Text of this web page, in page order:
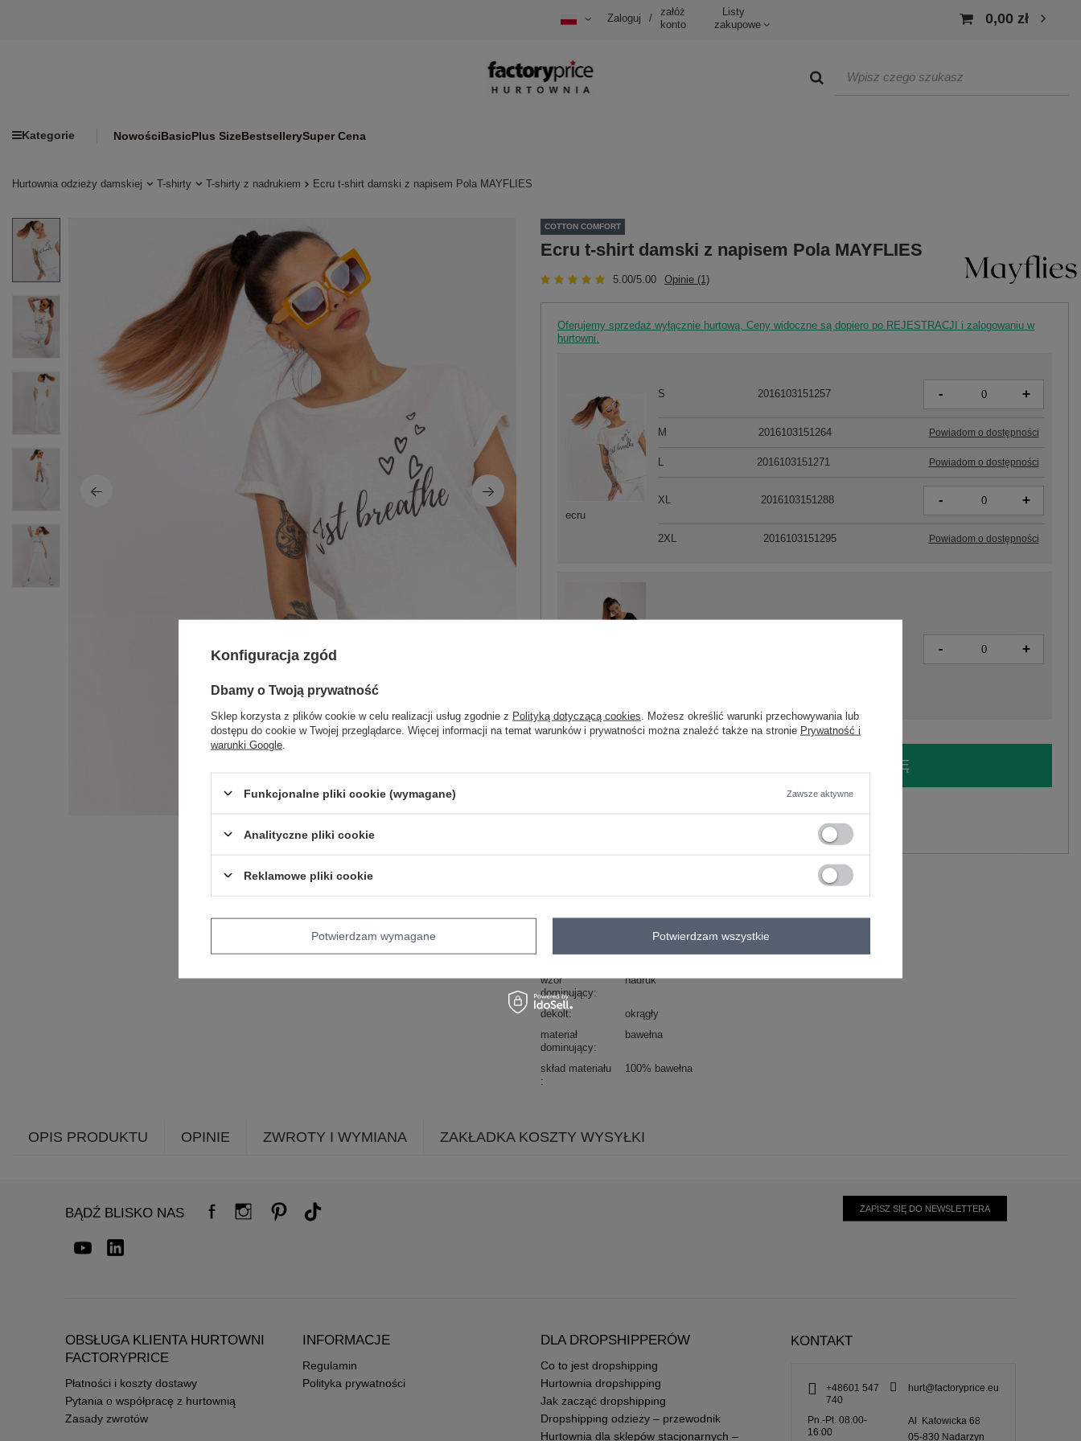
Zaloguj /
załóż
konto
Listy
zakupowe
0,00 zł
Kategorie NowościBasicPlus SizeBestsellerySuper Cena
Hurtownia odzieży damskiej T-shirty T-shirty z nadrukiem Ecru t-shirt damski z napisem Pola MAYFLIES
COTTON COMFORT
Ecru t-shirt damski z napisem Pola MAYFLIES
5.00/5.00 Opinie (1)
Oferujemy sprzedaż wyłącznie hurtową. Ceny widoczne są dopiero po REJESTRACJI i zalogowaniu w
hurtowni.
ecru
S 2016103151257 - +
M 2016103151264 Powiadom o dostępności
L 2016103151271 Powiadom o dostępności
XL 2016103151288 - +
2XL 2016103151295 Powiadom o dostępności
- +
ZALOGUJ SIĘ I ZOBACZ CENĘ
TW-TS-1005-13.56
wzór
dominujący
nadruk
dekolt
okrągły
materiał
dominujący
bawełna
skład materiału 100% bawełna
OPIS PRODUKTU OPINIE ZWROTY I WYMIANA ZAKŁADKA KOSZTY WYSYŁKI
BĄDŹ BLISKO NAS ZAPISZ SIĘ DO NEWSLETTERA
OBSŁUGA KLIENTA HURTOWNI
FACTORYPRICE
Płatności i koszty dostawy
Pytania o współpracę z hurtownią
Zasady zwrotów
INFORMACJE
Regulamin
Polityka prywatności
DLA DROPSHIPPERÓW
Co to jest dropshipping
Hurtownia dropshipping
Jak zacząć dropshipping
Dropshipping odzieży – przewodnik
Hurtownia dla sklepów stacjonarnych –
KONTAKT
+48601 547
740
hurt@factoryprice.eu
Pn.-Pt. 08:00-
16:00
Al. Katowicka 68
05-830 Nadarzyn
Konfiguracja zgód
Dbamy o Twoją prywatność
Sklep korzysta z plików cookie w celu realizacji usług zgodnie z Polityką dotyczącą cookies . Możesz określić warunki przechowywania lub
dostępu do cookie w Twojej przeglądarce. Więcej informacji na temat warunków i prywatności można znaleźć także na stronie Prywatność i
warunki Google
Funkcjonalne pliki cookie (wymagane) Zawsze aktywne
Analityczne pliki cookie
Reklamowe pliki cookie
Potwierdzam wymagane Potwierdzam wszystkie